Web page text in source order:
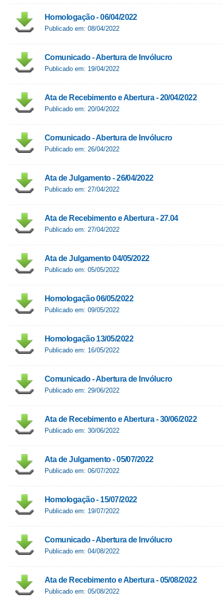
Homologação - 06/04/2022
Publicado em: 08/04/2022
Comunicado - Abertura de Invólucro
Publicado em: 19/04/2022
Ata de Recebimento e Abertura - 20/04/2022
Publicado em: 20/04/2022
Comunicado - Abertura de Invólucro
Publicado em: 26/04/2022
Ata de Julgamento - 26/04/2022
Publicado em: 27/04/2022
Ata de Recebimento e Abertura - 27.04
Publicado em: 27/04/2022
Ata de Julgamento 04/05/2022
Publicado em: 05/05/2022
Homologação 06/05/2022
Publicado em: 09/05/2022
Homologação 13/05/2022
Publicado em: 16/05/2022
Comunicado - Abertura de Invólucro
Publicado em: 29/06/2022
Ata de Recebimento e Abertura - 30/06/2022
Publicado em: 30/06/2022
Ata de Julgamento - 05/07/2022
Publicado em: 06/07/2022
Homologação - 15/07/2022
Publicado em: 19/07/2022
Comunicado - Abertura de Invólucro
Publicado em: 04/08/2022
Ata de Recebimento e Abertura - 05/08/2022
Publicado em: 05/08/2022